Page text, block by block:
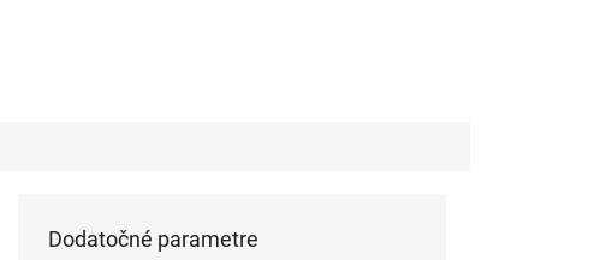
Dodatočné parametre